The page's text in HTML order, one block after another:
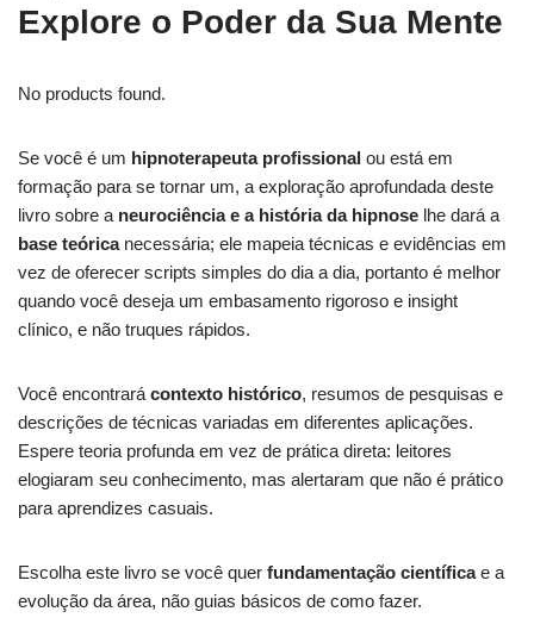
Explore o Poder da Sua Mente
No products found.
Se você é um hipnoterapeuta profissional ou está em
formação para se tornar um, a exploração aprofundada deste
livro sobre a neurociência e a história da hipnose lhe dará a
base teóricanecessária; ele mapeia técnicas e evidências em
vez de oferecer scripts simples do dia a dia, portanto é melhor
quando você deseja um embasamento rigoroso e insight
clínico, e não truques rápidos.
Você encontrará contexto histórico, resumos de pesquisas e
descrições de técnicas variadas em diferentes aplicações.
Espere teoria profunda em vez de prática direta: leitores
elogiaram seu conhecimento, mas alertaram que não é prático
para aprendizes casuais.
Escolha este livro se você quer fundamentação científicae a
evolução da área, não guias básicos de como fazer.